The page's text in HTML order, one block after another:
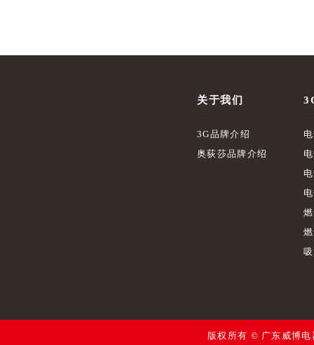
关于我们
3G品牌介绍
奥荻莎品牌介绍
版权所有 © 广东威博